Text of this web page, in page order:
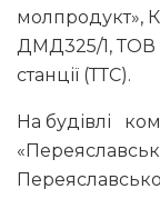
молпродукт»,
ДМД325/1, ТОВ
станції (ТТС).
На будівлі